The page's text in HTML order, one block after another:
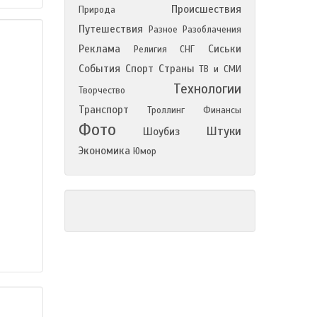
Природа
Происшествия
Путешествия
Разное Разоблачения
Реклама Религия СНГ
Сиськи
События Спорт Страны ТВ и СМИ
Творчество
Технологии
Транспорт Троллинг Финансы
Фото Шоубиз Штуки
Экономика Юмор